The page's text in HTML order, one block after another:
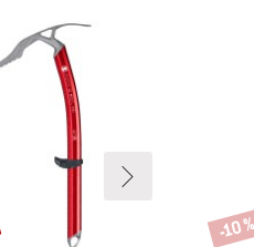
-10